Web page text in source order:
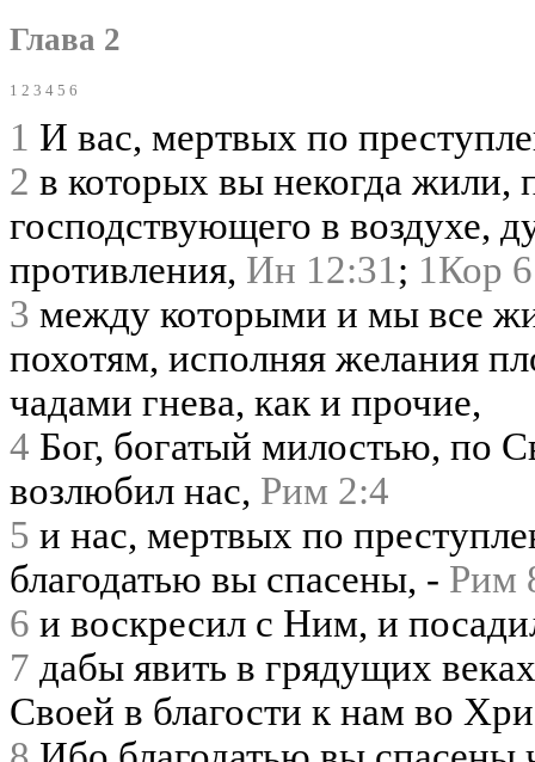
Глава 2
1 2 3 4 5 6
1 И вас, мертвых по
2 в которых вы некогда
господствующего в воздухе,
противления, Ин 12:31 ; 1Кор
3 между которыми и мы все
похотям, исполняя желания
чадами гнева, как и прочие,
4 Бог, богатый милостью, по
возлюбил нас, Рим 2:4
5 и нас, мертвых по
благодатью вы спасены, - Рим
6 и воскресил с Ним, и
7 дабы явить в грядущих
Своей в благости к нам во